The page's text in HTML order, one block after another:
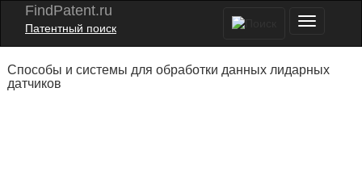
FindPatent.ru
Патентный поиск
Способы и системы для обработки данных лидарных
датчиков